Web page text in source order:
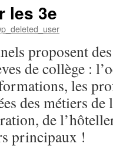
les 3e
proposent
de collège :
les
des métiers
de
principaux !